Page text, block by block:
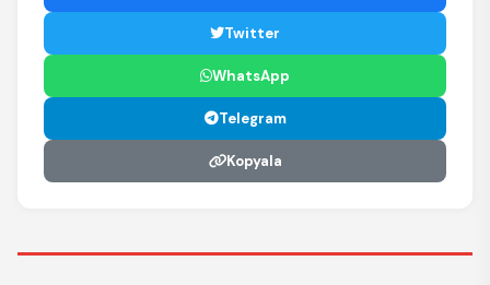
Twitter
WhatsApp
Telegram
Kopyala